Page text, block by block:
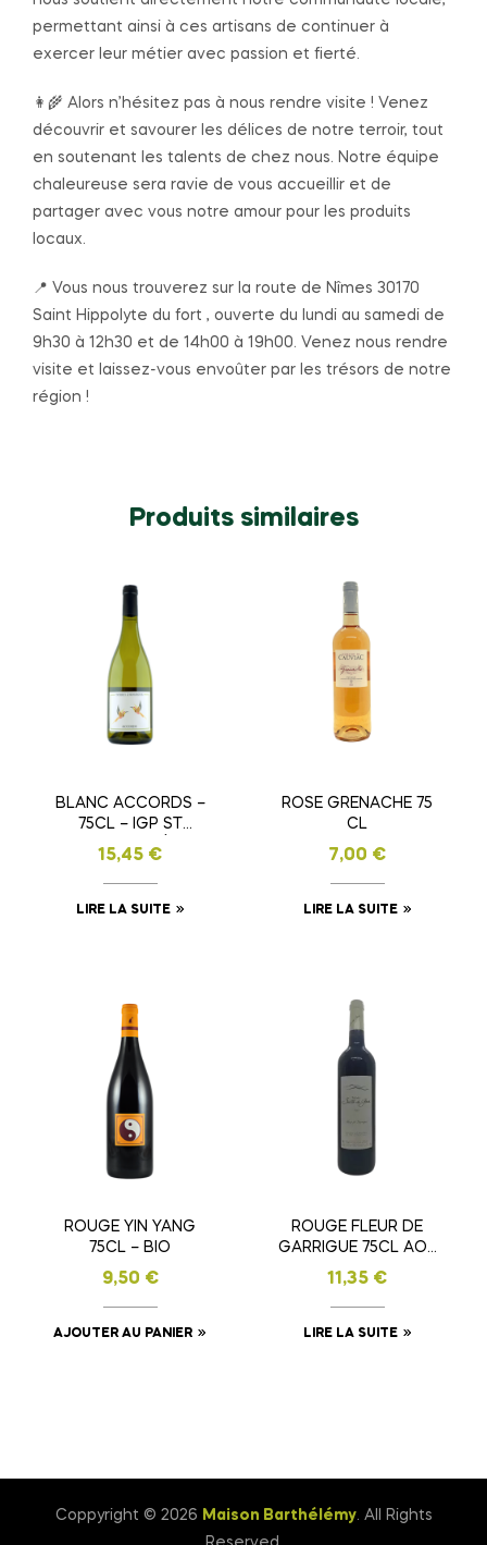
permettant ainsi à ces artisans de continuer à
exercer leur métier avec passion et fierté.
👩‍🌾 Alors n’hésitez pas à nous rendre visite ! Venez
découvrir et savourer les délices de notre terroir, tout
en soutenant les talents de chez nous. Notre équipe
chaleureuse sera ravie de vous accueillir et de
partager avec vous notre amour pour les produits
locaux.
📍 Vous nous trouverez sur la route de Nîmes 30170
Saint Hippolyte du fort , ouverte du lundi au samedi de
9h30 à 12h30 et de 14h00 à 19h00. Venez nous rendre
visite et laissez-vous envoûter par les trésors de notre
région !
Produits similaires
BLANC ACCORDS –
75CL – IGP ST
GUILHEM LE DÉSERT
15,45 €
LIRE LA SUITE
ROSE GRENACHE 75
CL
7,00 €
LIRE LA SUITE
ROUGE YIN YANG
75CL – BIO
9,50 €
AJOUTER AU PANIER
ROUGE FLEUR DE
GARRIGUE 75CL AOP
COTEAUX DU
LANGUEDOC
11,35 €
LIRE LA SUITE
Coppyright © 2026 Maison Barthélémy. All Rights